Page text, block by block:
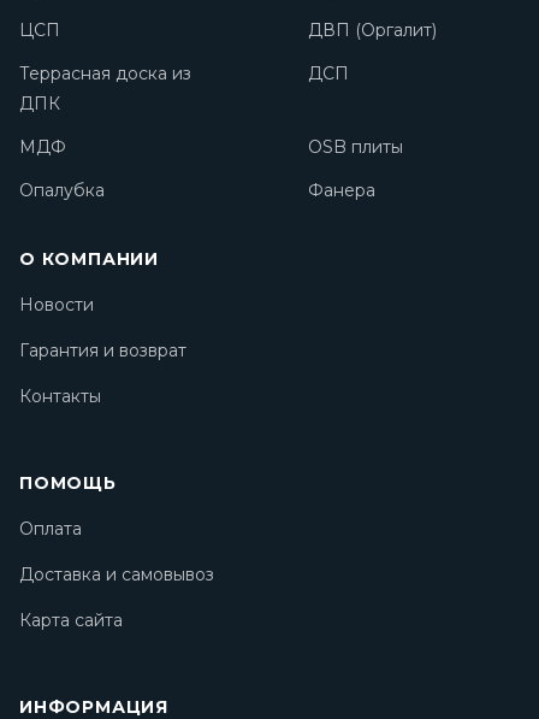
ЦСП
ДВП (Оргалит)
Террасная доска из
ДПК
ДСП
МДФ
OSB плиты
Опалубка
Фанера
О КОМПАНИИ
Новости
Гарантия и возврат
Контакты
ПОМОЩЬ
Оплата
Доставка и самовывоз
Карта сайта
ИНФОРМАЦИЯ